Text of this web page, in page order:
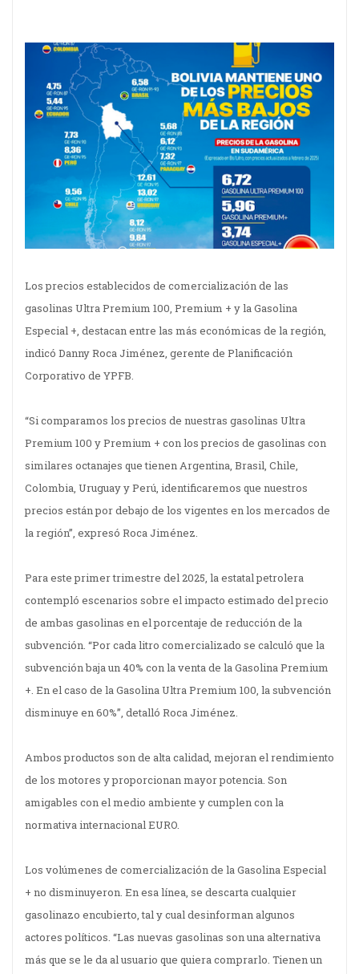
Los precios establecidos de comercialización de las
gasolinas Ultra Premium 100, Premium + y la Gasolina
Especial +, destacan entre las más económicas de la región,
indicó Danny Roca Jiménez, gerente de Planificación
Corporativo de YPFB.
“Si comparamos los precios de nuestras gasolinas Ultra
Premium 100 y Premium + con los precios de gasolinas con
similares octanajes que tienen Argentina, Brasil, Chile,
Colombia, Uruguay y Perú, identificaremos que nuestros
precios están por debajo de los vigentes en los mercados de
la región”, expresó Roca Jiménez.
Para este primer trimestre del 2025, la estatal petrolera
contempló escenarios sobre el impacto estimado del precio
de ambas gasolinas en el porcentaje de reducción de la
subvención. “Por cada litro comercializado se calculó que la
subvención baja un 40% con la venta de la Gasolina Premium
+. En el caso de la Gasolina Ultra Premium 100, la subvención
disminuye en 60%”, detalló Roca Jiménez.
Ambos productos son de alta calidad, mejoran el rendimiento
de los motores y proporcionan mayor potencia. Son
amigables con el medio ambiente y cumplen con la
normativa internacional EURO.
Los volúmenes de comercialización de la Gasolina Especial
+ no disminuyeron. En esa línea, se descarta cualquier
gasolinazo encubierto, tal y cual desinforman algunos
actores políticos. “Las nuevas gasolinas son una alternativa
más que se le da al usuario que quiera comprarlo. Tienen un